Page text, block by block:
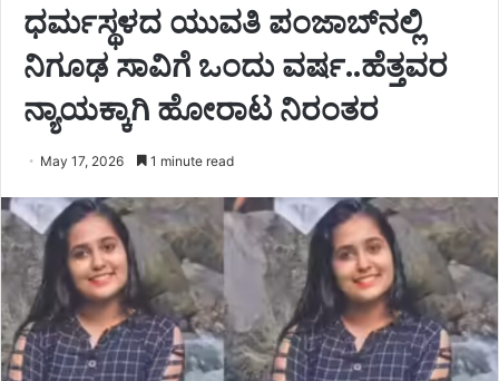
ಧರ್ಮಸ್ಥಳದ ಯುವತಿ ಪಂಜಾಬ್‌ನಲ್ಲಿ
ನಿಗೂಢ ಸಾವಿಗೆ ಒಂದು ವರ್ಷ..ಹೆತ್ತವರ
ನ್ಯಾಯಕ್ಕಾಗಿ ಹೋರಾಟ ನಿರಂತರ
May 17, 2026 1 minute read